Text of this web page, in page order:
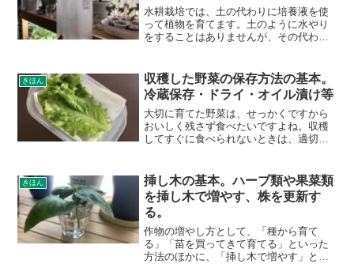
水耕栽培では、土の代わりに培養液を使
って植物を育てます。土のように水やり
をすることはありませんが、その代わり
方法について、詳しく紹介します。培養
液を入れる量の目安培養液...
きほん
収穫した野菜の保存方法の基本。
冷蔵保存・ドライ・オイル漬け等
大切に育てた野菜は、せっかくですから
おいしく残さず食べたいですよね。収穫
してすぐに食べられないときは、適切な
は、育てた野菜の保存方法について、紹
介します。葉物野菜・レタ...
きほん
挿し木の基本。ハーブ類や果菜類
を挿し木で増やす、株を更新す
る。
作物の増やし方として、「種から育て
る」「苗を買ってきて育てる」といった
方法のほかに、「挿し木で増やす」とい